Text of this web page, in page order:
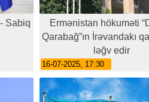
Sabiq
Ermənistan hökuməti
Qarabağ”ın İrəvandakı
ləğv edir
16-07-2025, 17:30